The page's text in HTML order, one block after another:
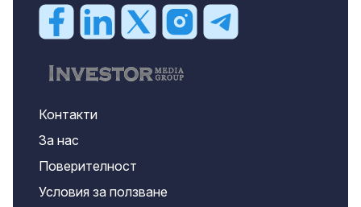
Контакти
За нас
Поверителност
Условия за ползване